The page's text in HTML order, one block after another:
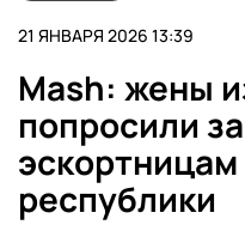
21 ЯНВАРЯ 2026 13:39
Mash: жены
попросили
республики